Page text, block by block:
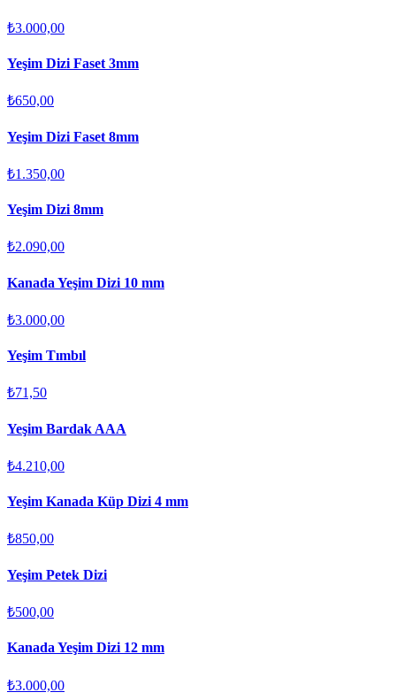
₺3.000,00
Yeşim Dizi Faset 3mm
₺650,00
Yeşim Dizi Faset 8mm
₺1.350,00
Yeşim Dizi 8mm
₺2.090,00
Kanada Yeşim Dizi 10 mm
₺3.000,00
Yeşim Tımbıl
₺71,50
Yeşim Bardak AAA
₺4.210,00
Yeşim Kanada Küp Dizi 4 mm
₺850,00
Yeşim Petek Dizi
₺500,00
Kanada Yeşim Dizi 12 mm
₺3.000,00